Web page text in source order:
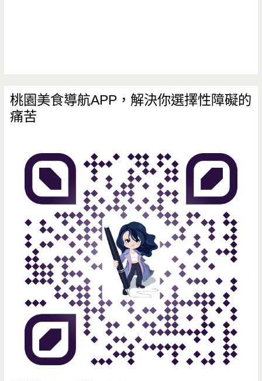
桃園美食導航APP，解決你選擇性障礙的
痛苦